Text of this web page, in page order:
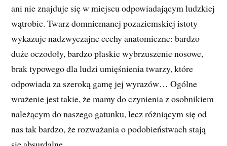
ani nie znajduje się w miejscu odpowiadającym ludzkiej
wątrobie. Twarz domniemanej pozaziemskiej istoty
wykazuje nadzwyczajne cechy anatomiczne: bardzo
duże oczodoły, bardzo płaskie wybrzuszenie nosowe,
brak typowego dla ludzi umięśnienia twarzy, które
odpowiada za szeroką gamę jej wyrazów… Ogólne
wrażenie jest takie, że mamy do czynienia z osobnikiem
należącym do naszego gatunku, lecz różniącym się od
nas tak bardzo, że rozważania o podobieństwach stają